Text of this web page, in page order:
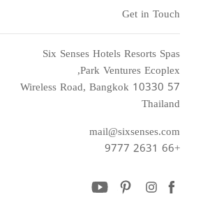
Get in Touch
Six Senses Hotels Resorts Spas
Park Ventures Ecoplex,
57 Wireless Road, Bangkok 10330
Thailand
mail@sixsenses.com
+66 2631 9777
facebook
instagram
pinterest